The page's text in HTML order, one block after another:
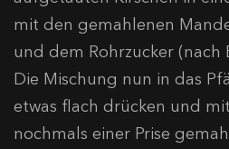
mit den gemahlenen
und dem Rohrzucker (nach
Die Mischung nun in das
etwas flach drücken und
nochmals einer Prise